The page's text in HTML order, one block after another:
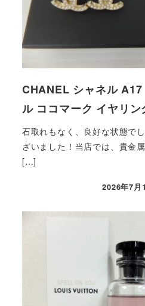
CHANEL シャネル
ル ココマーク イヤリン
石取れもなく、良好な状態で
ざいました！当店では、貴金
[…]
2026年7月